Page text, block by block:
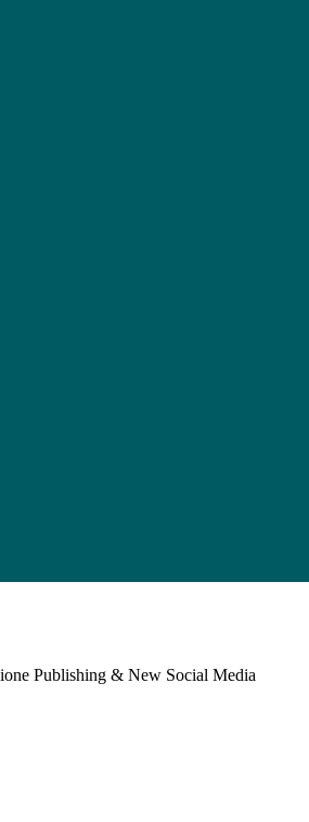
Publishing & New Social Media